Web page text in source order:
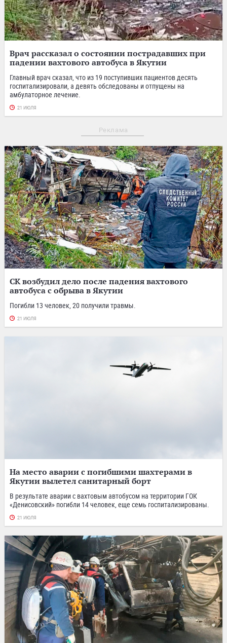
Врач рассказал о состоянии пострадавших при
падении вахтового автобуса в Якутии
Главный врач сказал, что из 19 поступивших пациентов десять
госпитализировали, а девять обследованы и отпущены на
амбулаторное лечение.
21 ИЮЛЯ
Реклама
СК возбудил дело после падения вахтового
автобуса с обрыва в Якутии
Погибли 13 человек, 20 получили травмы.
21 ИЮЛЯ
На место аварии с погибшими шахтерами в
Якутии вылетел санитарный борт
В результате аварии с вахтовым автобусом на территории ГОК
«Денисовский» погибли 14 человек, еще семь госпитализированы.
21 ИЮЛЯ